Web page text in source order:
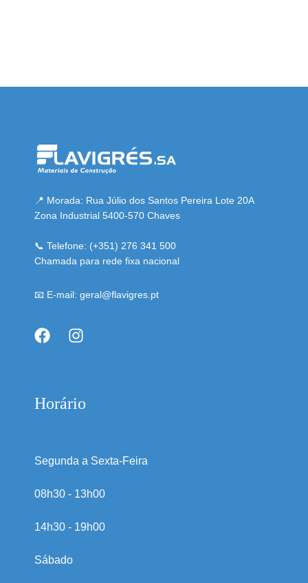
📍 Morada: Rua Júlio dos Santos Pereira Lote 20A
Zona Industrial 5400-570 Chaves
📞 Telefone: (+351) 276 341 500
Chamada para rede fixa nacional
📧 E-mail: geral@flavigres.pt
Horário
Segunda a Sexta-Feira
08h30 - 13h00
14h30 - 19h00
Sábado